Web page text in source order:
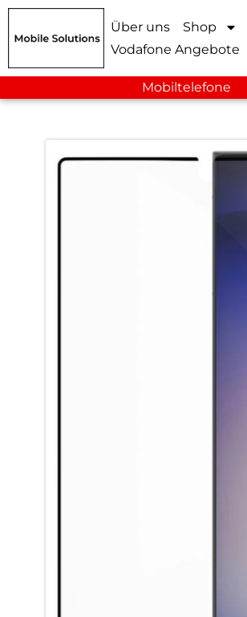
Über uns Shop
Vodafone Angebote
Mobiltelefone